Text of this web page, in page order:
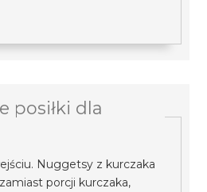
posiłki dla
Nuggetsy z kurczaka
porcji kurczaka,